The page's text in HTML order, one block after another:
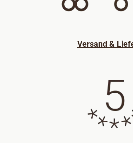
Versand &